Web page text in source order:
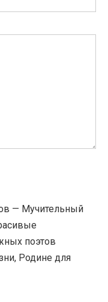
— Мучительный
поэтов
Родине для